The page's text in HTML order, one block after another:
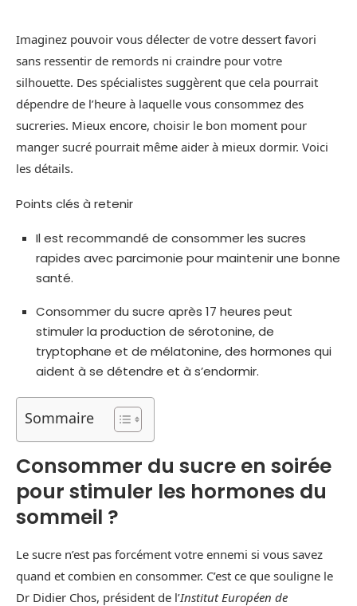
Imaginez pouvoir vous délecter de votre dessert favori
sans ressentir de remords ni craindre pour votre
silhouette. Des spécialistes suggèrent que cela pourrait
dépendre de l’heure à laquelle vous consommez des
sucreries. Mieux encore, choisir le bon moment pour
manger sucré pourrait même aider à mieux dormir. Voici
les détails.
Points clés à retenir
Il est recommandé de consommer les sucres
rapides avec parcimonie pour maintenir une bonne
santé.
Consommer du sucre après 17 heures peut
stimuler la production de sérotonine, de
tryptophane et de mélatonine, des hormones qui
aident à se détendre et à s’endormir.
Sommaire
Consommer du sucre en soirée
pour stimuler les hormones du
sommeil ?
Le sucre n’est pas forcément votre ennemi si vous savez
quand et combien en consommer. C’est ce que souligne le
Dr Didier Chos, président de l’Institut Européen de